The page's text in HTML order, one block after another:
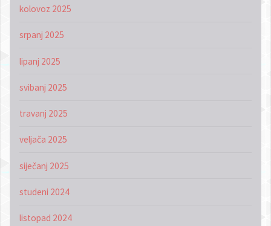
kolovoz 2025
srpanj 2025
lipanj 2025
svibanj 2025
travanj 2025
veljača 2025
siječanj 2025
studeni 2024
listopad 2024